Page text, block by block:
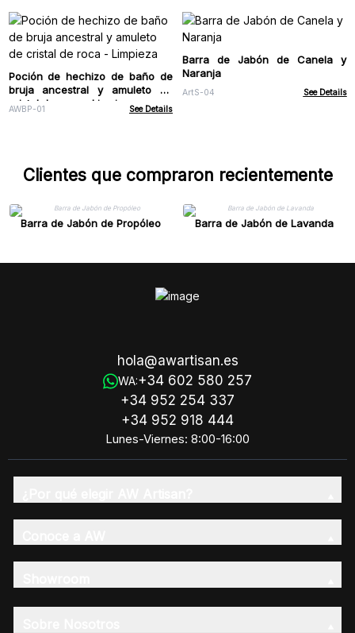
Poción de hechizo de baño de
bruja ancestral y amuleto de
cristal de roca - Limpieza
AWBP-01 See Details
Barra de Jabón de Canela y
Naranja
ArtS-04 See Details
Clientes que compraron recientemente
Barra de Jabón de Propóleo Barra de Jabón de Lavanda
hola@awartisan.es
WA:+34 602 580 257
+34 952 254 337
+34 952 918 444
Lunes-Viernes: 8:00-16:00